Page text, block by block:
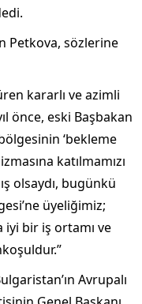
Petkova, sözlerine
kararlı ve azimli
önce, eski Başbakan
‘bekleme
katılmamızı
olsaydı, bugünkü
üyeliğimiz;
bir iş ortamı ve
Avrupalı